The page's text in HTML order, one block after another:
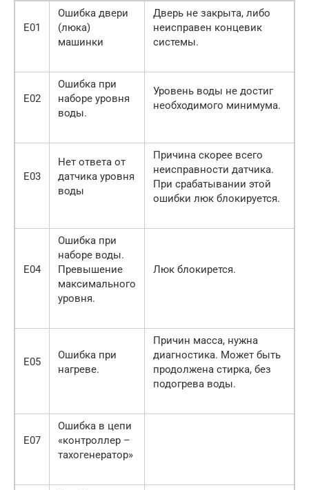
Е01
Ошибка двери
(люка)
машинки
Дверь не закрыта, либо
неисправен концевик
системы.
Е02
Ошибка при
наборе уровня
воды.
Уровень воды не достиг
необходимого минимума.
Е03
Нет ответа от
датчика уровня
воды
Причина скорее всего
неисправности датчика.
При срабатывании этой
ошибки люк блокируется.
Е04
Ошибка при
наборе воды.
Превышение
максимального
уровня.
Люк блокирется.
Е05
Ошибка при
нагреве.
Причин масса, нужна
диагностика. Может быть
продолжена стирка, без
подогрева воды.
Е07
Ошибка в цепи
«контроллер –
тахогенератор»